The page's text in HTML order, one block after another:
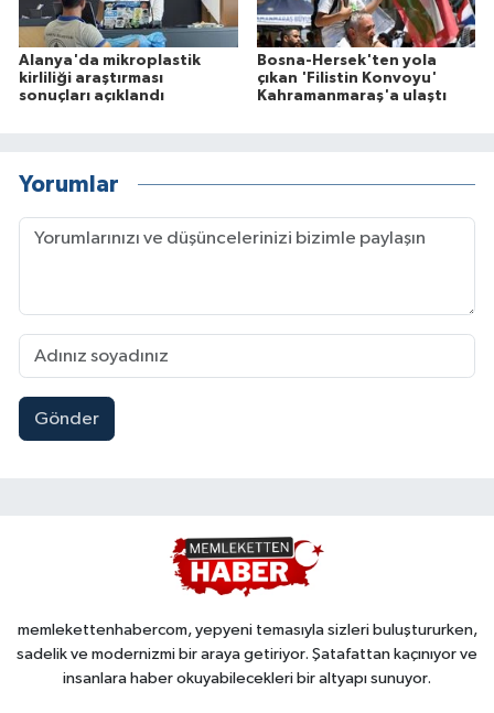
Alanya'da mikroplastik
kirliliği araştırması
sonuçları açıklandı
Bosna-Hersek'ten yola
çıkan 'Filistin Konvoyu'
Kahramanmaraş'a ulaştı
Yorumlar
Gönder
memlekettenhabercom, yepyeni temasıyla sizleri buluştururken,
sadelik ve modernizmi bir araya getiriyor. Şatafattan kaçınıyor ve
insanlara haber okuyabilecekleri bir altyapı sunuyor.